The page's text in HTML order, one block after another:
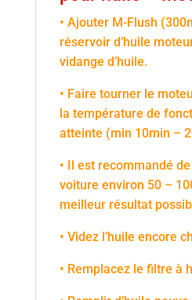
• Ajouter M-Flush
réservoir d’huile
vidange d’huile.
• Faire tourner le
la température de
atteinte (min 10min –
• Il est recommandé
voiture environ 50 –
meilleur résultat
• Videz l’huile encore
• Remplacez le filtre à